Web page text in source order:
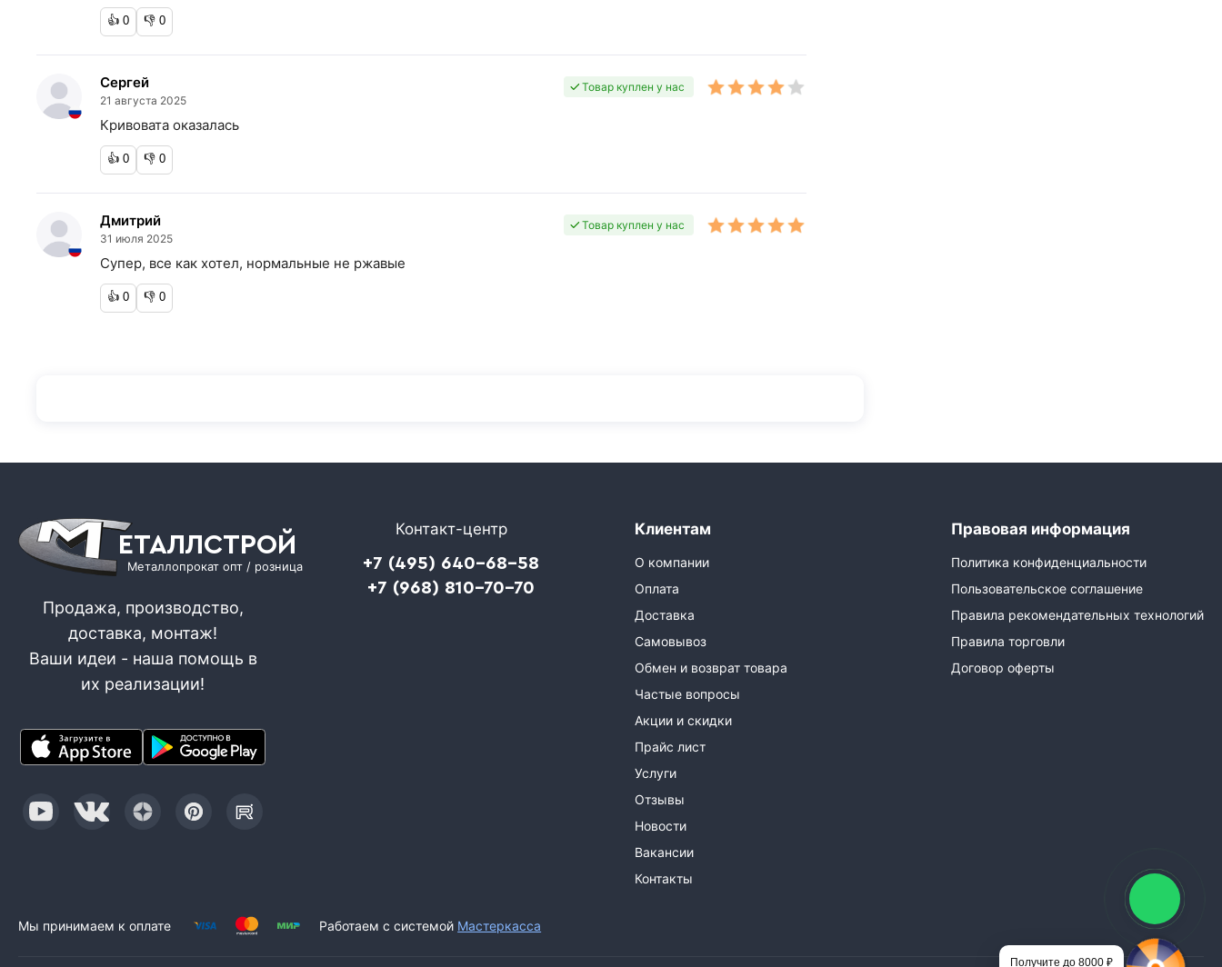
👍 0 👎 0
Сергей
21 августа 2025
Товар куплен у нас
Кривовата оказалась
👍 0 👎 0
Дмитрий
31 июля 2025
Товар куплен у нас
Супер, все как хотел, нормальные не ржавые
👍 0 👎 0
ЕТАЛЛСТРОЙ
Металлопрокат опт / розница
Продажа, производство,
доставка, монтаж!
Ваши идеи - наша помощь в
их реализации!
Контакт-центр
+7 (495) 640-68-58
+7 (968) 810-70-70
Клиентам
О компании
Оплата
Доставка
Самовывоз
Обмен и возврат товара
Частые вопросы
Акции и скидки
Прайс лист
Услуги
Отзывы
Новости
Вакансии
Контакты
Правовая информация
Политика конфиденциальности
Пользовательское соглашение
Правила рекомендательных технологий
Правила торговли
Договор оферты
Мы принимаем к оплате Работаем с системой Мастеркасса
Получите до 8000 ₽